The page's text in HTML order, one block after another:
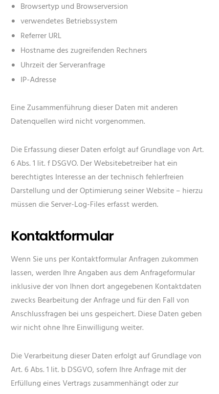
Browsertyp und Browserversion
verwendetes Betriebssystem
Referrer URL
Hostname des zugreifenden Rechners
Uhrzeit der Serveranfrage
IP-Adresse
Eine Zusammenführung dieser Daten mit anderen
Datenquellen wird nicht vorgenommen.
Die Erfassung dieser Daten erfolgt auf Grundlage von Art.
6 Abs. 1 lit. f DSGVO. Der Websitebetreiber hat ein
berechtigtes Interesse an der technisch fehlerfreien
Darstellung und der Optimierung seiner Website – hierzu
müssen die Server-Log-Files erfasst werden.
Kontaktformular
Wenn Sie uns per Kontaktformular Anfragen zukommen
lassen, werden Ihre Angaben aus dem Anfrageformular
inklusive der von Ihnen dort angegebenen Kontaktdaten
zwecks Bearbeitung der Anfrage und für den Fall von
Anschlussfragen bei uns gespeichert. Diese Daten geben
wir nicht ohne Ihre Einwilligung weiter.
Die Verarbeitung dieser Daten erfolgt auf Grundlage von
Art. 6 Abs. 1 lit. b DSGVO, sofern Ihre Anfrage mit der
Erfüllung eines Vertrags zusammenhängt oder zur